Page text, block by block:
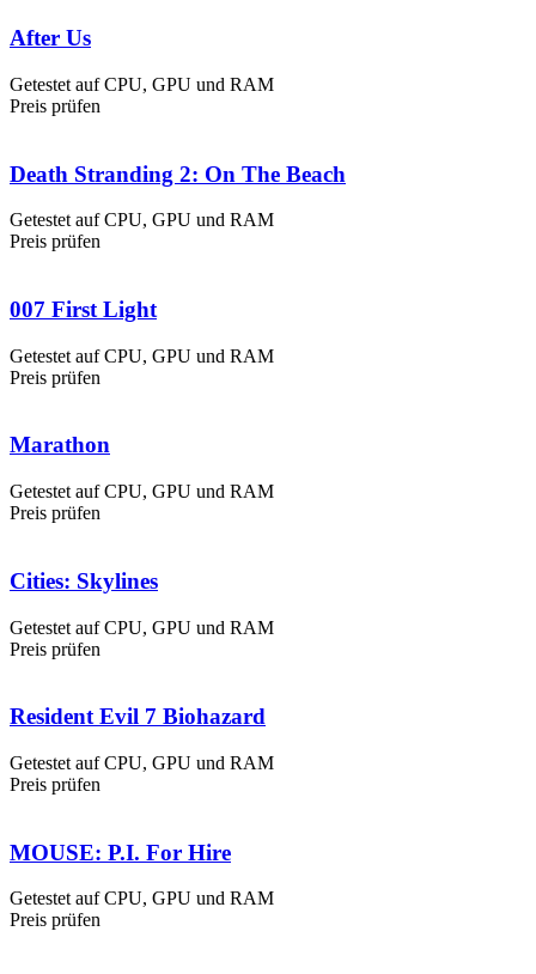
After Us
Getestet auf CPU, GPU und RAM
Preis prüfen
Death Stranding 2: On The Beach
Getestet auf CPU, GPU und RAM
Preis prüfen
007 First Light
Getestet auf CPU, GPU und RAM
Preis prüfen
Marathon
Getestet auf CPU, GPU und RAM
Preis prüfen
Cities: Skylines
Getestet auf CPU, GPU und RAM
Preis prüfen
Resident Evil 7 Biohazard
Getestet auf CPU, GPU und RAM
Preis prüfen
MOUSE: P.I. For Hire
Getestet auf CPU, GPU und RAM
Preis prüfen